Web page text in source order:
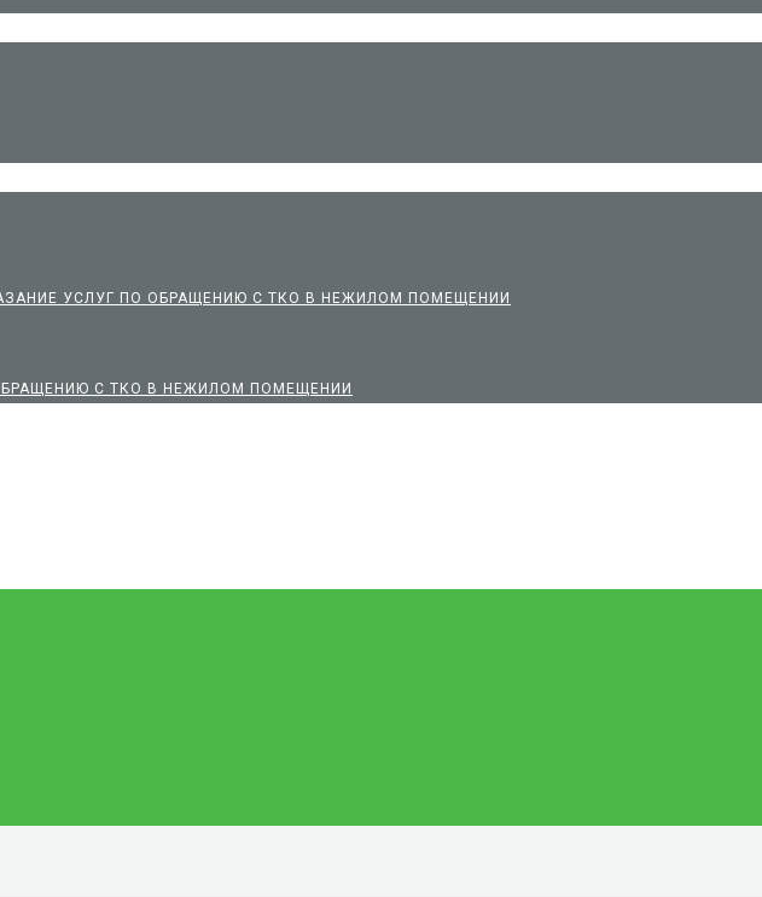
УСЛУГ ПО ОБРАЩЕНИЮ С ТКО В НЕЖИЛОМ ПОМЕЩЕНИИ
С ТКО В НЕЖИЛОМ ПОМЕЩЕНИИ